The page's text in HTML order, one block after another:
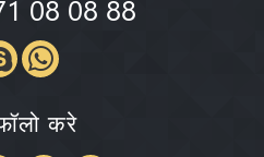
08 08 88
करे